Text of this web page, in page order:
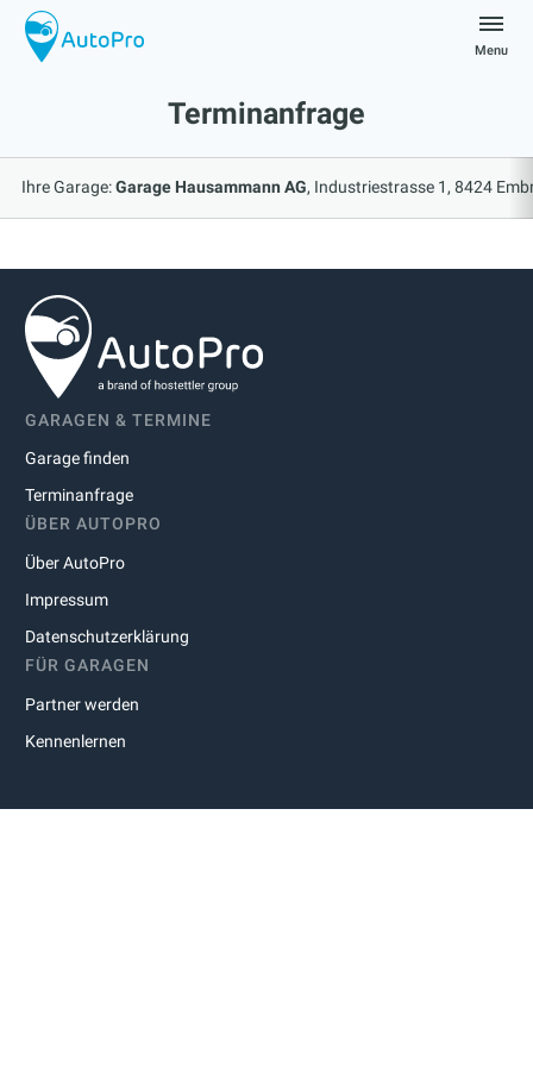
Skip
content
Menu
Terminanfrage
Ihre Garage:Garage Hausammann AG Industriestrasse 1, 8424
GARAGEN & TERMINE
Garage finden
Terminanfrage
ÜBER AUTOPRO
Über AutoPro
Impressum
Datenschutzerklärung
FÜR GARAGEN
Partner werden
Kennenlernen